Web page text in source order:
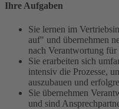
Ihre Aufgaben
Sie lernen im
auf" und übernehmen
nach Verantwortung
Sie erarbeiten sich
intensiv die Prozesse,
auszubauen und
Sie übernehmen
und sind